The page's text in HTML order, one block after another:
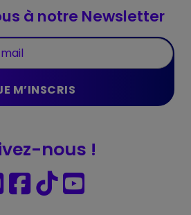
à notre Newsletter
nous !